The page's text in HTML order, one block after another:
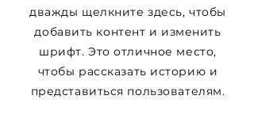
дважды щелкните здесь, чтобы
добавить контент и изменить
шрифт. Это отличное место,
чтобы рассказать историю и
представиться пользователям.